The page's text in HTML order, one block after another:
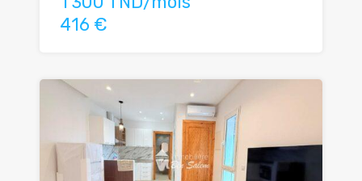
416 €